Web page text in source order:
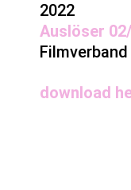
2022
Auslöser
download